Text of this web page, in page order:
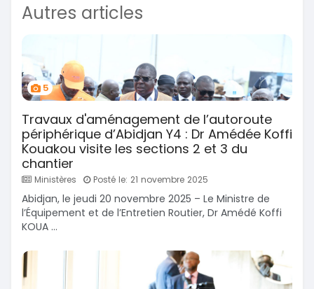
Autres articles
5
Travaux d'aménagement de l’autoroute
périphérique d’Abidjan Y4 : Dr Amédée Koffi
Kouakou visite les sections 2 et 3 du
chantier
Ministères Posté le: 21 novembre 2025
Abidjan, le jeudi 20 novembre 2025 – Le Ministre de
l’Équipement et de l’Entretien Routier, Dr Amédé Koffi
KOUA ...